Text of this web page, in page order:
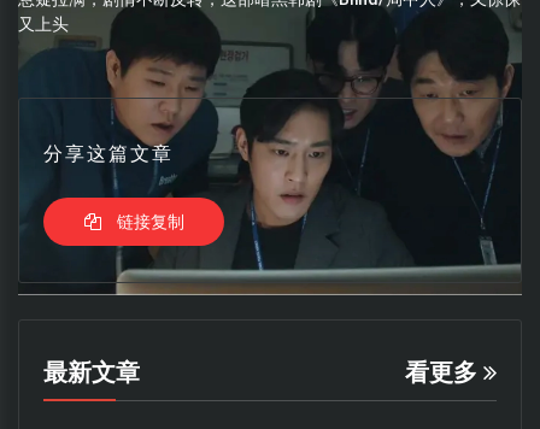
又上头
分享这篇文章
链接复制
最新文章 看更多